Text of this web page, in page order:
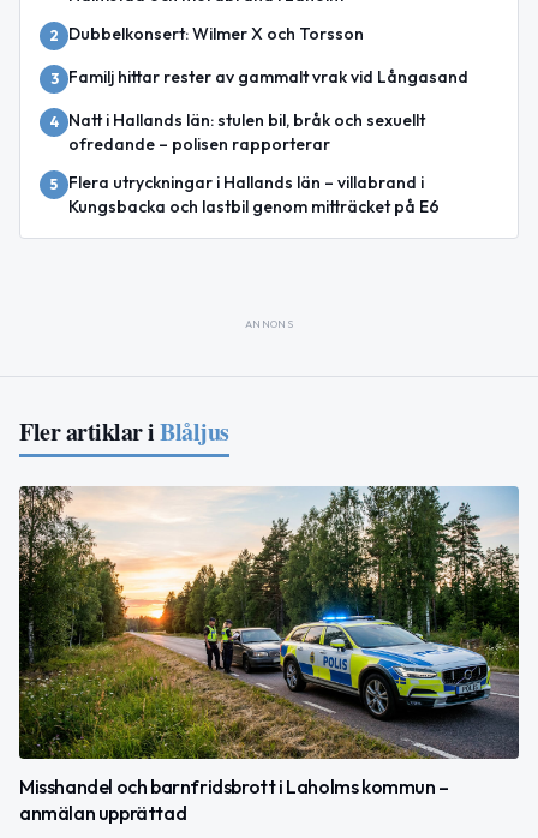
2 Dubbelkonsert: Wilmer X och Torsson
3 Familj hittar rester av gammalt vrak vid Långasand
4
Natt i Hallands län: stulen bil, bråk och sexuellt
ofredande – polisen rapporterar
5
Flera utryckningar i Hallands län – villabrand i
Kungsbacka och lastbil genom mitträcket på E6
ANNONS
Fler artiklar iBlåljus
Misshandel och barnfridsbrott i Laholms kommun –
anmälan upprättad